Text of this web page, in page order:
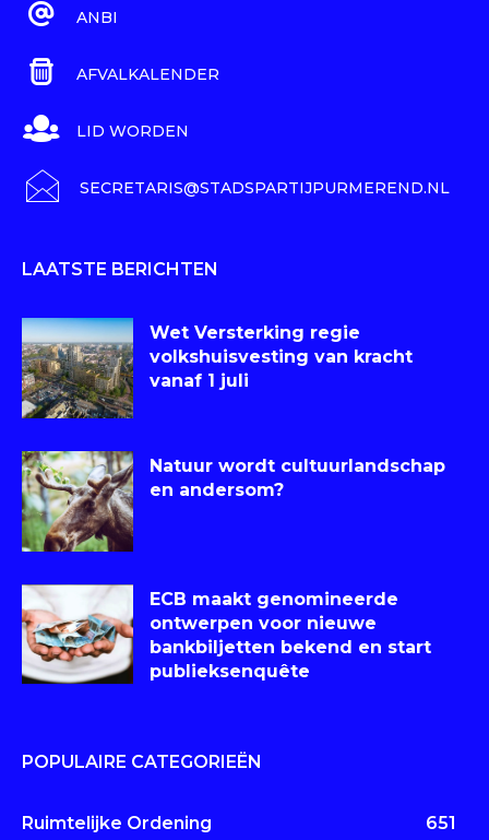
ANBI
AFVALKALENDER
LID WORDEN
SECRETARIS@STADSPARTIJPURMEREND.NL
LAATSTE BERICHTEN
Wet Versterking regie
volkshuisvesting van kracht
vanaf 1 juli
Natuur wordt cultuurlandschap
en andersom?
ECB maakt genomineerde
ontwerpen voor nieuwe
bankbiljetten bekend en start
publieksenquête
POPULAIRE CATEGORIEËN
Ruimtelijke Ordening 651